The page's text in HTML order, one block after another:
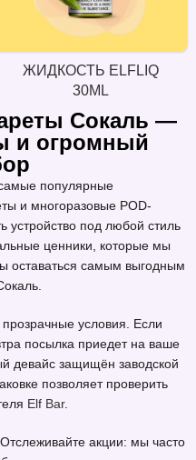
ЖИДКОСТЬ ELFLIQ
30ML
Сокаль —
и огромный
популярные
и многоразовые POD-
устройство под любой стиль
ценники, которые мы
оставаться самым выгодным
условия. Если
посылка приедет на ваше
девайс защищён заводской
позволяет проверить
Elf Bar.
акции: мы часто